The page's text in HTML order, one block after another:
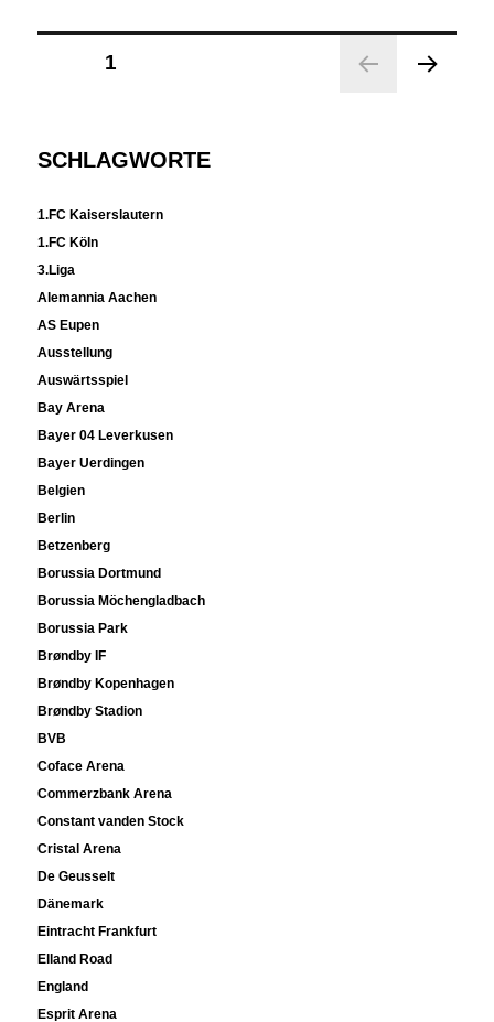
Seitennummerierung
1
SCHLAGWORTE
1.FC Kaiserslautern
1.FC Köln
3.Liga
Alemannia Aachen
AS Eupen
Ausstellung
Auswärtsspiel
Bay Arena
Bayer 04 Leverkusen
Bayer Uerdingen
Belgien
Berlin
Betzenberg
Borussia Dortmund
Borussia Möchengladbach
Borussia Park
Brøndby IF
Brøndby Kopenhagen
Brøndby Stadion
BVB
Coface Arena
Commerzbank Arena
Constant vanden Stock
Cristal Arena
De Geusselt
Dänemark
Eintracht Frankfurt
Elland Road
England
Esprit Arena